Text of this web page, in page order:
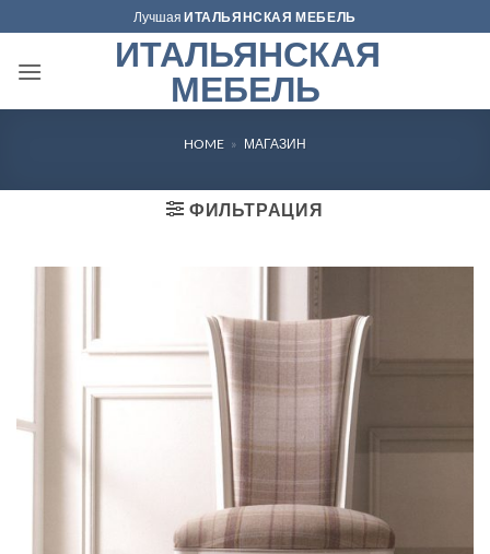
to
content
ЛучшаяИТАЛЬЯНСКАЯ МЕБЕЛЬ
ИТАЛЬЯНСКАЯ
МЕБЕЛЬ
HOME » МАГАЗИН
ФИЛЬТРАЦИЯ